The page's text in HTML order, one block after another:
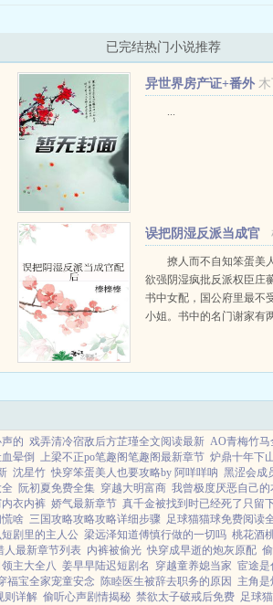
已完结热门小说推荐
异世界房产证+番外
...
误把阴湿反派当成官
配后撩人而不自知笨蛋美
欲强阴湿疯批反派权臣庄
书中女配，国公府里最不
小姐。书中的名门谢家有
寻...
的 戏弄清冷宿敌后方芷瑾全文阅读最新 AO青梅竹
晕倒 上梁不正po笔趣阁笔趣阁最新章节 炉鼎十年下
沈星竹 快穿笨蛋美人也要攻略by 阿咩咩呐 黑涩会成
阮初夏免费全集 穿越大明富商 我曾极度厌恶自己的
衣内裤 娇气最新章节 真千金被找到时已经死了只留
啥 三国攻略攻略攻略详细步骤 足球猫猫球免费阅读
剧里的主人公 梁远泽知道傅慎行做的一切吗 桃花酒
人最新章节列表 内裤被偷光 快穿成早逝的炮灰原配
主大全八 姜早早陆迟短剧名 穿越童养媳当家 宦途是
福宝全家宠童安念 陈睦医生被辞去职务的原因 主角是
则详解 偷听心声剧情揭秘 禁欲太子破戒后免费 足球